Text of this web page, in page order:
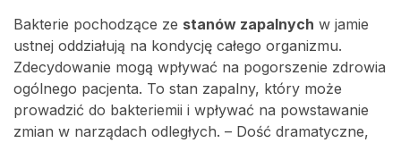
Bakterie pochodzące ze stanów zapalnych w jamie
ustnej oddziałują na kondycję całego organizmu.
Zdecydowanie mogą wpływać na pogorszenie zdrowia
ogólnego pacjenta. To stan zapalny, który może
prowadzić do bakteriemii i wpływać na powstawanie
zmian w narządach odległych. – Dość dramatyczne,